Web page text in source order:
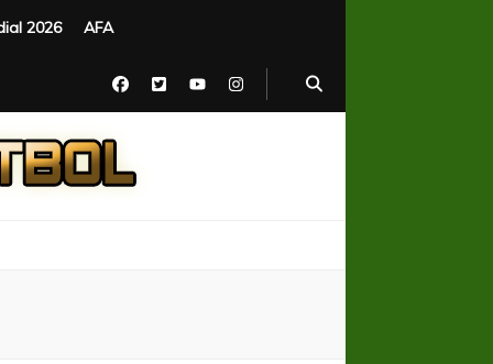
2026 AFA